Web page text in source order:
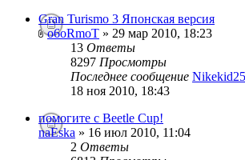
Gran Turismo 3 Японская версия
o6oRmoT » 29 мар 2010, 18:23
13 Ответы
8297 Просмотры
Последнее сообщение Nikekid25
18 ноя 2010, 18:43
помогите с Beetle Cup!
naEska » 16 июл 2010, 11:04
2 Ответы